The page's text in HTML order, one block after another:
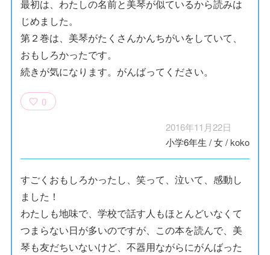
最初は、わたしの名前と美琴が似ているから読みは
じめました。
第２巻は、美琴がたくさんかんちがいをしていて、
おもしろかったです。
続きが気になります。がんばってください。
0
2016年11月22日
小学6年生 /女/koko
すごくおもしろかったし、笑って、泣いて、感動し
ました！
わたしも地味で、学校で話す人もほとんどいなくて
つまらない日が多いのですが、この本を読んで、美
琴も友だちいないけど、不器用ながらにがんばった